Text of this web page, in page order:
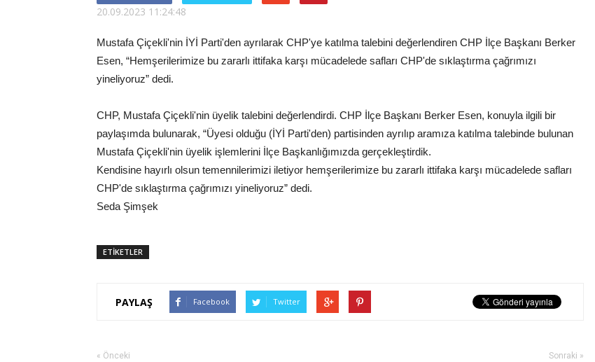
20.09.2023 11:24:48
Mustafa Çiçekli'nin İYİ Parti'den ayrılarak CHP'ye katılma talebini değerlendiren CHP İlçe Başkanı Berker
Esen, “Hemşerilerimize bu zararlı ittifaka karşı mücadelede safları CHP'de sıklaştırma çağrımızı
yineliyoruz” dedi.
CHP, Mustafa Çiçekli'nin üyelik talebini değerlendirdi. CHP İlçe Başkanı Berker Esen, konuyla ilgili bir
paylaşımda bulunarak, “Üyesi olduğu (İYİ Parti'den) partisinden ayrılıp aramıza katılma talebinde bulunan
Mustafa Çiçekli'nin üyelik işlemlerini İlçe Başkanlığımızda gerçekleştirdik.
Kendisine hayırlı olsun temennilerimizi iletiyor hemşerilerimize bu zararlı ittifaka karşı mücadelede safları
CHP'de sıklaştırma çağrımızı yineliyoruz” dedi.
Seda Şimşek
ETİKETLER
PAYLAŞ Facebook Twitter
« Önceki Sonraki »